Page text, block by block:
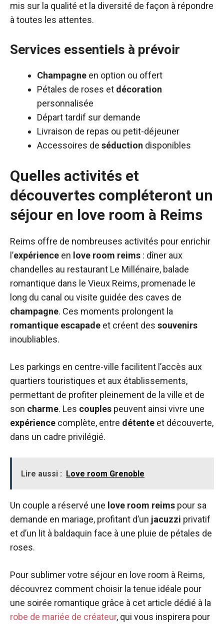
mis sur la qualité et la diversité de façon à répondre
à toutes les attentes.
Services essentiels à prévoir
Champagne en option ou offert
Pétales de roses et décoration
personnalisée
Départ tardif sur demande
Livraison de repas ou petit-déjeuner
Accessoires de séduction disponibles
Quelles activités et
découvertes compléteront un
séjour en love room à Reims
Reims offre de nombreuses activités pour enrichir
l’expérience en love room reims : dîner aux
chandelles au restaurant Le Millénaire, balade
romantique dans le Vieux Reims, promenade le
long du canal ou visite guidée des caves de
champagne. Ces moments prolongent la
romantique escapade et créent des souvenirs
inoubliables.
Les parkings en centre-ville facilitent l’accès aux
quartiers touristiques et aux établissements,
permettant de profiter pleinement de la ville et de
son charme. Les couples peuvent ainsi vivre une
expérience complète, entre détente et découverte,
dans un cadre privilégié.
Lire aussi : Love room Grenoble
Un couple a réservé une love room reims pour sa
demande en mariage, profitant d’un jacuzzi privatif
et d’un lit à baldaquin face à une pluie de pétales de
roses.
Pour sublimer votre séjour en love room à Reims,
découvrez comment choisir la tenue idéale pour
une soirée romantique grâce à cet article dédié à la
robe de mariée de créateur, qui vous inspirera pour